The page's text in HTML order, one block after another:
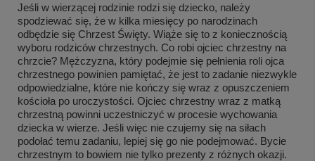
Jeśli w wierzącej rodzinie rodzi się dziecko, należy
spodziewać się, że w kilka miesięcy po narodzinach
odbędzie się Chrzest Święty. Wiąże się to z koniecznością
wyboru rodziców chrzestnych. Co robi ojciec chrzestny na
chrzcie? Mężczyzna, który podejmie się pełnienia roli ojca
chrzestnego powinien pamiętać, że jest to zadanie niezwykle
odpowiedzialne, które nie kończy się wraz z opuszczeniem
kościoła po uroczystości. Ojciec chrzestny wraz z matką
chrzestną powinni uczestniczyć w procesie wychowania
dziecka w wierze. Jeśli więc nie czujemy się na siłach
podołać temu zadaniu, lepiej się go nie podejmować. Bycie
chrzestnym to bowiem nie tylko prezenty z różnych okazji.